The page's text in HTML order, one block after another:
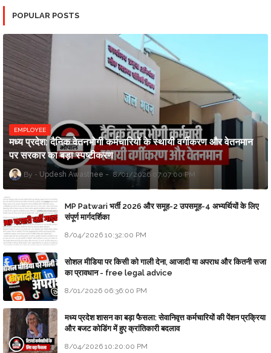
POPULAR POSTS
EMPLOYEE
मध्य प्रदेश: दैनिक वेतनभोगी कर्मचारियों के स्थायी वर्गीकरण और वेतनमान
पर सरकार का बड़ा स्पष्टीकरण
Updesh Awasthee 8/01/2026 07:07:00 PM
MP Patwari भर्ती 2026 और समूह-2 उपसमूह-4 अभ्यर्थियों के लिए
संपूर्ण मार्गदर्शिका
8/04/2026 10:32:00 PM
सोशल मीडिया पर किसी को गाली देना, आजादी या अपराध और कितनी सजा
का प्रावधान - free legal advice
8/01/2026 06:36:00 PM
मध्य प्रदेश शासन का बड़ा फैसला: सेवानिवृत्त कर्मचारियों की पेंशन प्रक्रिया
और बजट कोडिंग में हुए क्रांतिकारी बदलाव
8/04/2026 10:20:00 PM